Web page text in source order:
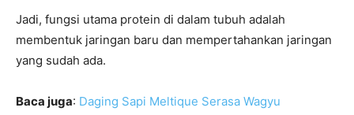
Jadi, fungsi utama protein di dalam tubuh adalah
membentuk jaringan baru dan mempertahankan jaringan
yang sudah ada.
Baca juga: Daging Sapi Meltique Serasa Wagyu